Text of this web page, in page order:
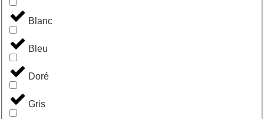
Blanc
Bleu
Doré
Gris